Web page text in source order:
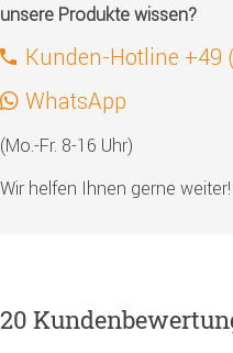
unsere Produkte wissen?
Kunden-Hotline +49
WhatsApp
(Mo.-Fr. 8-16 Uhr)
Wir helfen Ihnen gerne weiter!
20